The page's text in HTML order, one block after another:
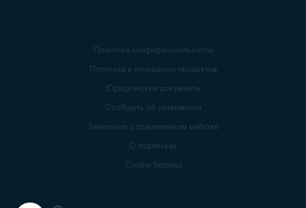
Политика конфиденциальности
Политика в отношении продуктов
Юридические документы
Сообщить об уязвимости
Заявление о современном рабстве
О подписках
Cookie Settings